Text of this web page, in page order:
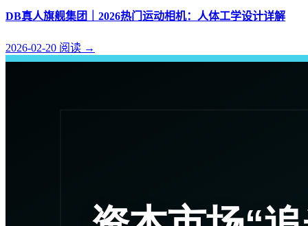
DB真人旗舰集团｜2026热门运动相机：人体工学设计详解
2026-02-20 阅读 →